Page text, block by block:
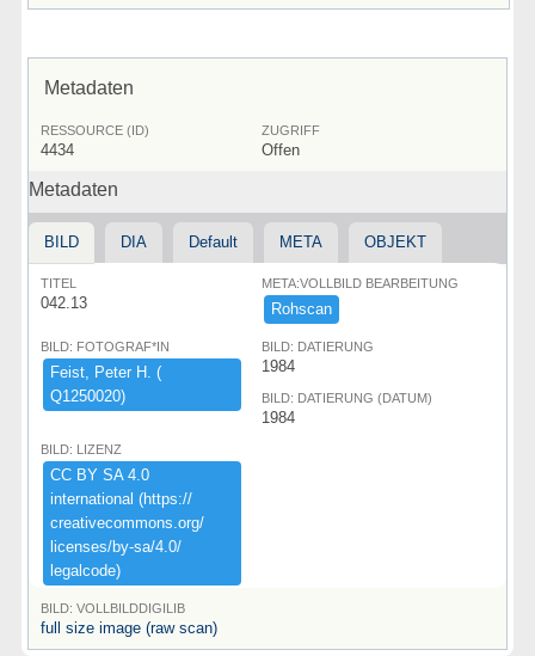
Metadaten
RESSOURCE (ID)
4434
ZUGRIFF
Offen
Metadaten
BILD DIA Default META OBJEKT
TITEL
042.13
META:VOLLBILD BEARBEITUNG
Rohscan
BILD: FOTOGRAF*IN
Feist,​ ​Peter ​H.​ ​(​
Q1250020)​
BILD: DATIERUNG
1984
BILD: DATIERUNG (DATUM)
1984
BILD: LIZENZ
CC ​BY ​SA ​4.​0 ​
international ​(​https:​/​/​
creativecommons.​org/​
licenses/​by-​sa/​4.​0/​
legalcode)​
BILD: VOLLBILDDIGILIB
full size image (raw scan)